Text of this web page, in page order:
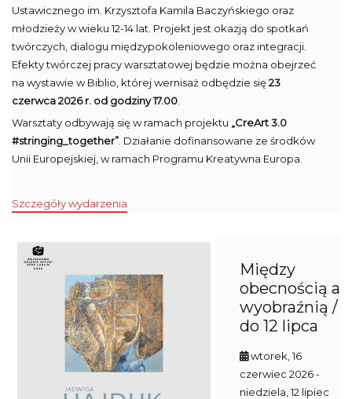
Ustawicznego im. Krzysztofa Kamila Baczyńskiego oraz
młodzieży w wieku 12-14 lat. Projekt jest okazją do spotkań
twórczych, dialogu międzypokoleniowego oraz integracji.
Efekty twórczej pracy warsztatowej będzie można obejrzeć
na wystawie w Biblio, której wernisaż odbędzie się23
czerwca 2026 r. od godziny 17.00
Warsztaty odbywają się w ramach projektu „CreArt 3.0
#stringing_together” . Działanie dofinansowane ze środków
Unii Europejskiej, w ramach Programu Kreatywna Europa.
Szczegóły wydarzenia
Między
obecnością a
wyobraźnią /
do 12 lipca
wtorek, 16
czerwiec 2026-
niedziela, 12 lipiec